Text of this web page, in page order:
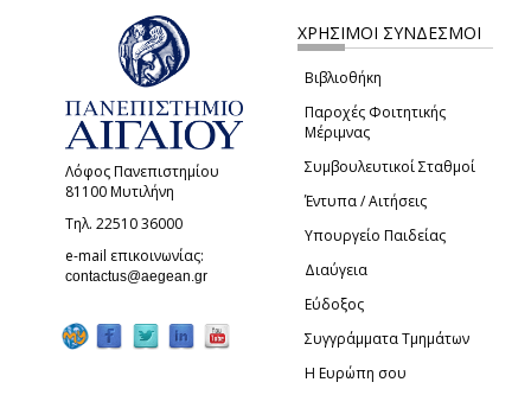
Λόφος Πανεπιστημίου
81100 Μυτιλήνη
Τηλ. 22510 36000
e-mail επικοινωνίας:
contactus@aegean.gr (link sends e-mail)
ΧΡΗΣΙΜΟΙ ΣΥΝΔΕΣΜΟΙ
Βιβλιοθήκη
Παροχές Φοιτητικής
Μέριμνας
Συμβουλευτικοί Σταθμοί
Έντυπα / Αιτήσεις
Υπουργείο Παιδείας
Διαύγεια
Εύδοξος
Συγγράμματα Τμημάτων
Η Ευρώπη σου